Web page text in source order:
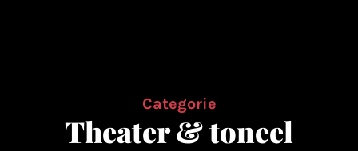
Categorie
Theater & toneel